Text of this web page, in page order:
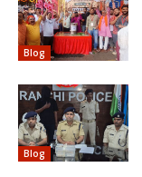
Blog
Blog